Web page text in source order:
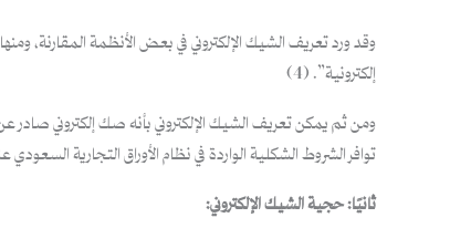
وقد ورد تعريف الشيك الإلكتروني في بعض الأنظمة المقارنة،
إلكترونية”. (4)
ومن ثم يمكن تعريف الشيك الإلكتروني بأنه صك إلكتروني
توافر الشروط الشكلية الواردة في نظام الأوراق التجارية السعودي
ثانيًا: حجية الشيك الإلكتروني: